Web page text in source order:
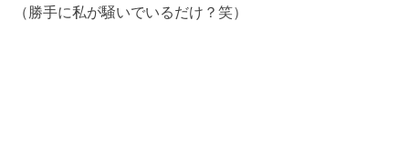
（勝手に私が騒いでいるだけ？笑）